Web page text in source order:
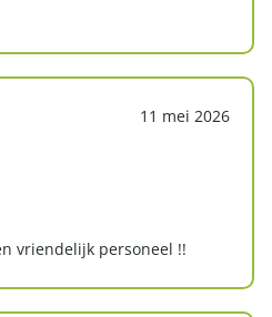
11 mei 2026
vriendelijk personeel !!